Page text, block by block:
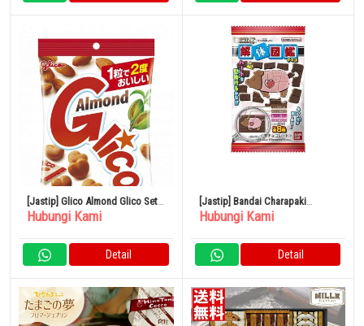
[Jastip] Glico Almond Glico Set
77 Buah
Hubungi Kami
Detail
[Jastip] Bandai Charapaki
Disassembled Encyclopedia
Hubungi Kami
Detail